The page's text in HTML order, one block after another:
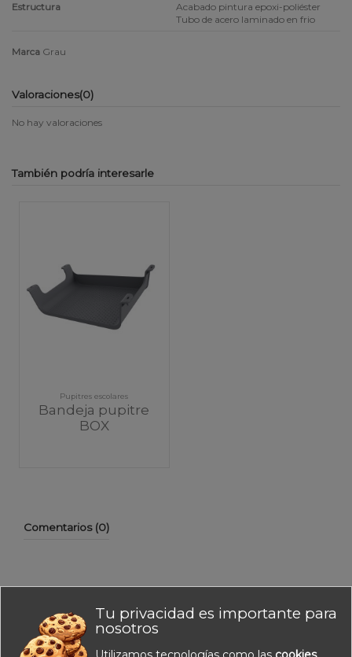
Estructura
Acabado pintura epoxi-poliéster
Tubo de acero laminado en frio
Marca Grau
Valoraciones(0)
No hay valoraciones
También podría interesarle
Pupitres escolares
Bandeja pupitre
BOX
Comentarios (0)
No hay reseñas de clientes en este momento.
Tu privacidad es importante para
nosotros